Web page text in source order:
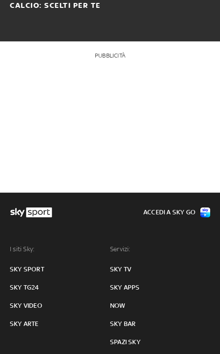
CALCIO: SCELTI PER TE
PUBBLICITÀ
I siti Sky:
SKY SPORT
SKY TG24
SKY VIDEO
SKY ARTE
Servizi:
SKY TV
SKY APPS
NOW
SKY BAR
SPAZI SKY
ACCEDI A SKY GO